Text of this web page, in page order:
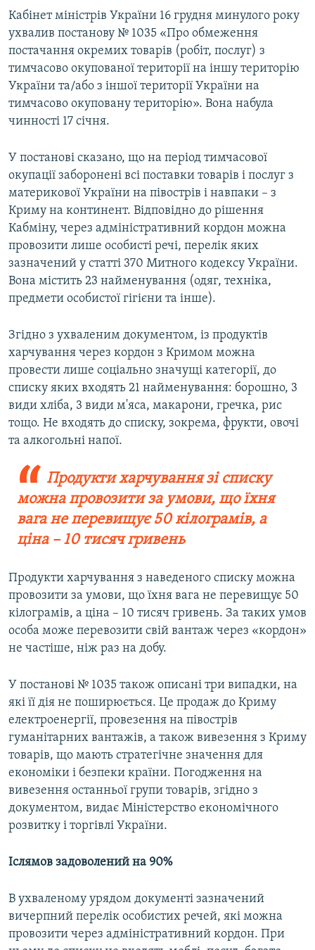
Кабінет міністрів України 16 грудня минулого року
ухвалив постанову № 1035 «Про обмеження
постачання окремих товарів (робіт, послуг) з
тимчасово окупованої території на іншу територію
України та/або з іншої території України на
тимчасово окуповану територію». Вона набула
чинності 17 січня.
У постанові сказано, що на період тимчасової
окупації заборонені всі поставки товарів і послуг з
материкової України на півострів і навпаки – з
Криму на континент. Відповідно до рішення
Кабміну, через адміністративний кордон можна
провозити лише особисті речі, перелік яких
зазначений у статті 370 Митного кодексу України.
Вона містить 23 найменування (одяг, техніка,
предмети особистої гігієни та інше).
Згідно з ухваленим документом, із продуктів
харчування через кордон з Кримом можна
провести лише соціально значущі категорії, до
списку яких входять 21 найменування: борошно, 3
види хліба, 3 види м'яса, макарони, гречка, рис
тощо. Не входять до списку, зокрема, фрукти, овочі
та алкогольні напої.
Продукти харчування зі списку
можна провозити за умови, що їхня
вага не перевищує 50 кілограмів, а
ціна – 10 тисяч гривень
Продукти харчування з наведеного списку можна
провозити за умови, що їхня вага не перевищує 50
кілограмів, а ціна – 10 тисяч гривень. За таких умов
особа може перевозити свій вантаж через «кордон»
не частіше, ніж раз на добу.
У постанові № 1035 також описані три випадки, на
які її дія не поширюється. Це продаж до Криму
електроенергії, провезення на півострів
гуманітарних вантажів, а також вивезення з Криму
товарів, що мають стратегічне значення для
економіки і безпеки країни. Погодження на
вивезення останньої групи товарів, згідно з
документом, видає Міністерство економічного
розвитку і торгівлі України.
Іслямов задоволений на 90%
В ухваленому урядом документі зазначений
вичерпний перелік особистих речей, які можна
провозити через адміністративний кордон. При